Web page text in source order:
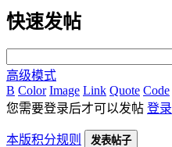
快速发帖
高级模式
B Color Image Link Quote Code
您需要登录后才可以发帖 登录
本版积分规则 发表帖子